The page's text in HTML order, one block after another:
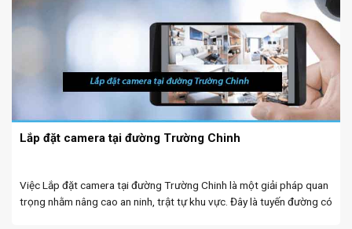
Lắp đặt camera tại đường Trường Chinh
Việc Lắp đặt camera tại đường Trường Chinh là một giải pháp quan
trọng nhằm nâng cao an ninh, trật tự khu vực. Đây là tuyến đường có